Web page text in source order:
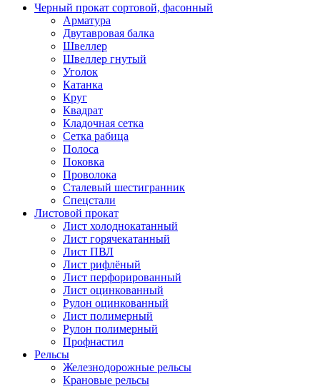
Черный прокат сортовой, фасонный
Арматура
Двутавровая балка
Швеллер
Швеллер гнутый
Уголок
Катанка
Круг
Квадрат
Кладочная сетка
Сетка рабица
Полоса
Поковка
Проволока
Сталевый шестигранник
Спецстали
Листовой прокат
Лист холоднокатанный
Лист горячекатанный
Лист ПВЛ
Лист рифлёный
Лист перфорированный
Лист оцинкованный
Рулон оцинкованный
Лист полимерный
Рулон полимерный
Профнастил
Рельсы
Железнодорожные рельсы
Крановые рельсы